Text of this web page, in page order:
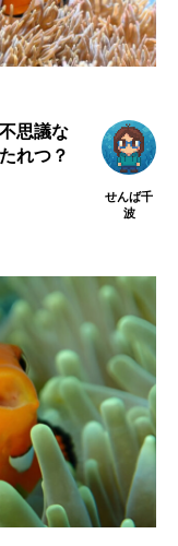
カキ
カジカ
カミクラゲ
ガラ・ルファ
キヌバリ
ンメダイ
クエ
クマノミ
思議な
れつ？
せんば千
波